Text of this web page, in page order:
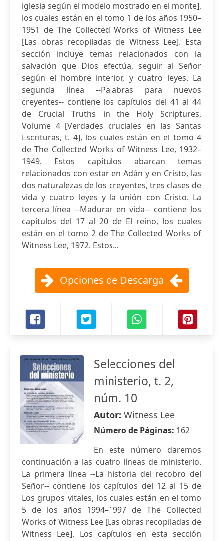
iglesia según el modelo mostrado en el monte],
los cuales están en el tomo 1 de los años 1950–
1951 de The Collected Works of Witness Lee
[Las obras recopiladas de Witness Lee]. Esta
sección incluye temas relacionados con la
salvación que Dios efectúa, seguir al Señor
según el hombre interior, y cuatro leyes. La
segunda línea --Palabras para nuevos
creyentes-- contiene los capítulos del 41 al 44
de Crucial Truths in the Holy Scriptures,
Volume 4 [Verdades cruciales en las Santas
Escrituras, t. 4], los cuales están en el tomo 4
de The Collected Works of Witness Lee, 1932–
1949. Estos capítulos abarcan temas
relacionados con estar en Adán y en Cristo, las
dos naturalezas de los creyentes, tres clases de
vida y cuatro leyes y la unión con Cristo. La
tercera línea --Madurar en vida-- contiene los
capítulos del 17 al 20 de El reino, los cuales
están en el tomo 2 de The Collected Works of
Witness Lee, 1972. Estos...
Opciones de Descarga
Selecciones del
ministerio, t. 2,
núm. 10
Autor: Witness Lee
Número de Páginas: 162
En este número daremos
continuación a las cuatro líneas de ministerio.
La primera línea --La historia del recobro del
Señor-- contiene los capítulos del 12 al 15 de
Los grupos vitales, los cuales están en el tomo
5 de los años 1994–1997 de The Collected
Works of Witness Lee [Las obras recopiladas de
Witness Lee]. Los capítulos en esta sección